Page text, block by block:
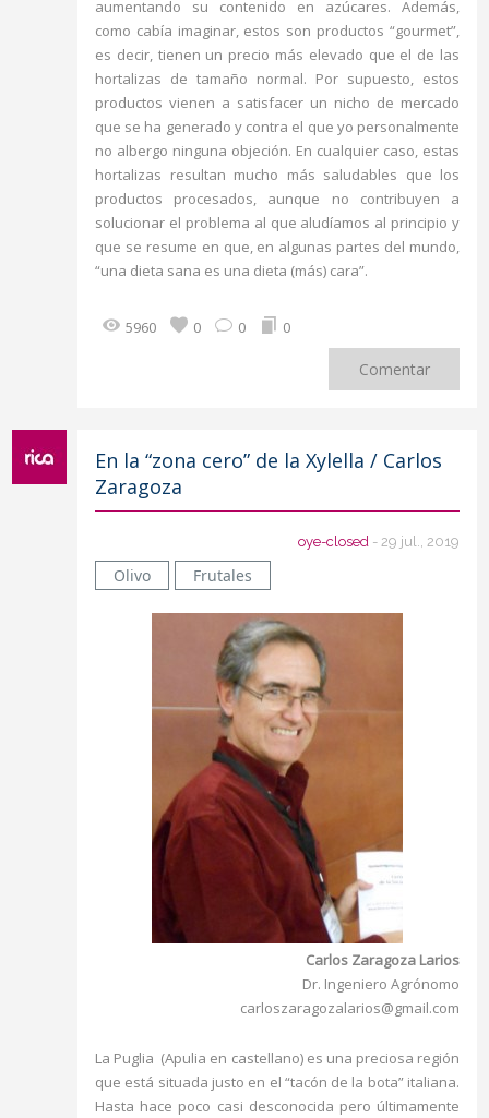
aumentando su contenido en azúcares. Además,
como cabía imaginar, estos son productos “gourmet”,
es decir, tienen un precio más elevado que el de las
hortalizas de tamaño normal. Por supuesto, estos
productos vienen a satisfacer un nicho de mercado
que se ha generado y contra el que yo personalmente
no albergo ninguna objeción. En cualquier caso, estas
hortalizas resultan mucho más saludables que los
productos procesados, aunque no contribuyen a
solucionar el problema al que aludíamos al principio y
que se resume en que, en algunas partes del mundo,
“una dieta sana es una dieta (más) cara”.
5960 0 0 0
Comentar
En la “zona cero” de la Xylella / Carlos
Zaragoza
oye-closed - 29 jul., 2019
Olivo Frutales
Carlos Zaragoza Larios
Dr. Ingeniero Agrónomo
carloszaragozalarios@gmail.com
La Puglia (Apulia en castellano) es una preciosa región
que está situada justo en el “tacón de la bota” italiana.
Hasta hace poco casi desconocida pero últimamente